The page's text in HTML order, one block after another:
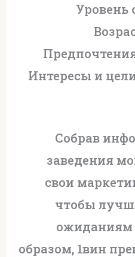
Уровень
Интересы и
Собрав
заведения
свои
чтобы
ожиданиям
образом, 1вин